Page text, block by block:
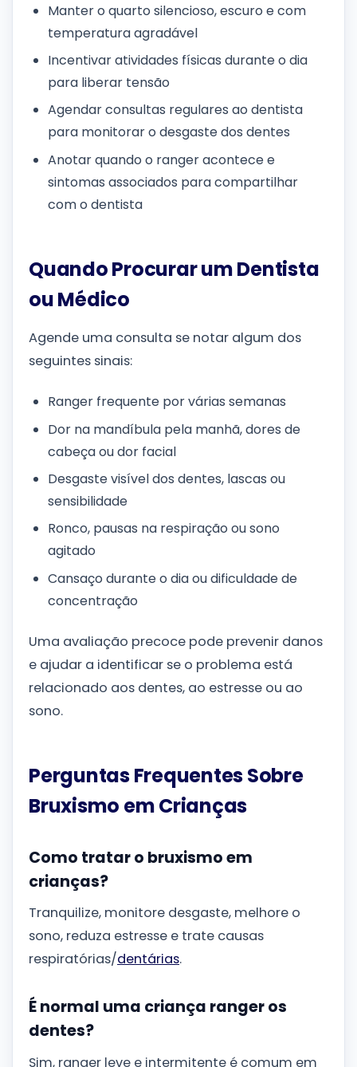
Manter o quarto silencioso, escuro e com
temperatura agradável
Incentivar atividades físicas durante o dia
para liberar tensão
Agendar consultas regulares ao dentista
para monitorar o desgaste dos dentes
Anotar quando o ranger acontece e
sintomas associados para compartilhar
com o dentista
Quando Procurar um Dentista
ou Médico
Agende uma consulta se notar algum dos
seguintes sinais:
Ranger frequente por várias semanas
Dor na mandíbula pela manhã, dores de
cabeça ou dor facial
Desgaste visível dos dentes, lascas ou
sensibilidade
Ronco, pausas na respiração ou sono
agitado
Cansaço durante o dia ou dificuldade de
concentração
Uma avaliação precoce pode prevenir danos
e ajudar a identificar se o problema está
relacionado aos dentes, ao estresse ou ao
sono.
Perguntas Frequentes Sobre
Bruxismo em Crianças
Como tratar o bruxismo em
crianças?
Tranquilize, monitore desgaste, melhore o
sono, reduza estresse e trate causas
respiratórias/dentárias.
É normal uma criança ranger os
dentes?
Sim, ranger leve e intermitente é comum em